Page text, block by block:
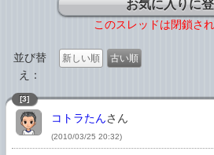
お気に入りに
このスレッドは閉鎖さ
並び替
え：
新しい順 古い順
[3]
コトラたんさん
(2010/03/25 20:32)